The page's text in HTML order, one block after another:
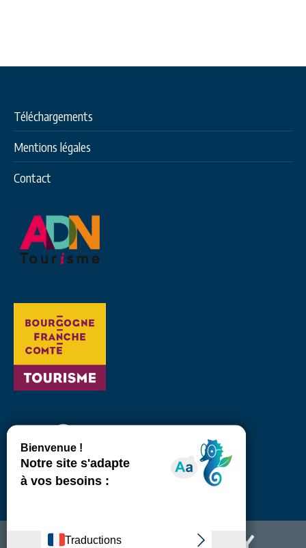
Téléchargements
Mentions légales
Contact